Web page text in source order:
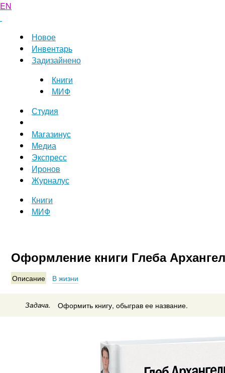
EN
Новое
Инвентарь
Задизайнено
Книги
МИФ
Студия
Магазинус
Медиа
Экспресс
Иронов
Журналус
Книги
МИФ
Оформление книги Глеба
Описание В жизни
Задача. Оформить книгу, обыграв ее название.